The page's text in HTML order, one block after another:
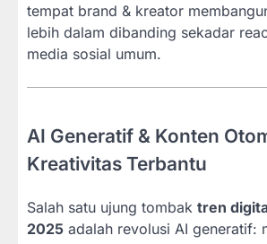
tempat brand & kreator
lebih dalam dibanding sekadar
media sosial umum.
AI Generatif & Konten
Kreativitas Terbantu
Salah satu ujung tombak tren
2025 adalah revolusi AI generatif: